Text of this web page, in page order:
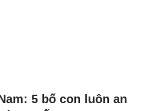
5 bố con luôn an